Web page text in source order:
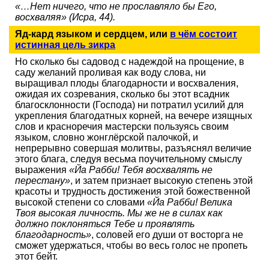
«…Нет ничего, что не прославляло бы Его,
восхваляя» (Исра, 44).
Яд-кард языком и сердцем, или в чём состоит
истинная цель зикра
Но сколько бы садовод с надеждой на прощение, в
саду желаний проливая как воду слова, ни
выращивал плоды благодарности и восхваления,
ожидая их созревания, сколько бы этот всадник
благосклонности (Господа) ни потратил усилий для
укрепления благодатных корней, на вечере изящных
слов и красноречия мастерски пользуясь своим
языком, словно жонглёрской палочкой, и
непрерывно совершая молитвы, разъяснял величие
этого блага, следуя весьма поучительному смыслу
выражения «Йа Рабби! Тебя восхвалять не
перестану», и затем признает высокую степень этой
красоты и трудность достижения этой божественной
высокой степени со словами «Йа Рабби! Велика
Твоя высокая личность. Мы же не в силах как
должно поклоняться Тебе и проявлять
благодарность», соловей его души от восторга не
сможет удержаться, чтобы во весь голос не пропеть
этот бейт.